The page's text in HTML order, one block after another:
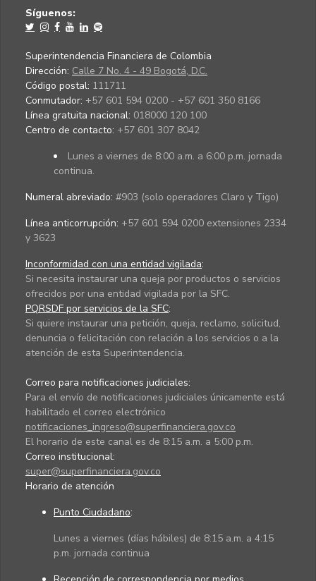
Síguenos:
Superintendencia Financiera de Colombia
Dirección: Calle 7 No. 4 - 49 Bogotá, D.C.
Código postal: 111711
Conmutador: +57 601 594 0200 - +57 601 350 8166
Línea gratuita nacional: 018000 120 100
Centro de contacto: +57 601 307 8042
Lunes a viernes de 8:00 a.m. a 6:00 p.m. jornada
continua.
Numeral abreviado: #903 (solo operadores Claro y Tigo)
Línea anticorrupción: +57 601 594 0200 extensiones 2334
y 3623
Inconformidad con una entidad vigilada:
Si necesita instaurar una queja por productos o servicios
ofrecidos por una entidad vigilada por la SFC.
PQRSDF por servicios de la SFC:
Si quiere instaurar una petición, queja, reclamo, solicitud,
denuncia o felicitación con relación a los servicios o a la
atención de esta Superintendencia.
Correo para notificaciones judiciales:
Para el envío de notificaciones judiciales únicamente está
habilitado el correo electrónico
notificaciones_ingreso@superfinanciera.gov.co
El horario de este canal es de 8:15 a.m. a 5:00 p.m.
Correo institucional:
super@superfinanciera.gov.co
Horario de atención
Punto Ciudadano:
Lunes a viernes (días hábiles) de 8:15 a.m. a 4:15
p.m. jornada continua